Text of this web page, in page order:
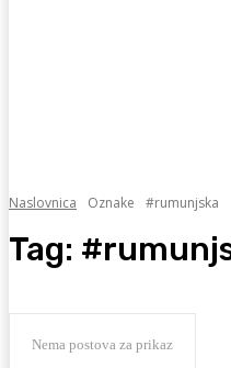
Naslovnica Oznake #rumunjska
Tag:
Nema postova za prikaz